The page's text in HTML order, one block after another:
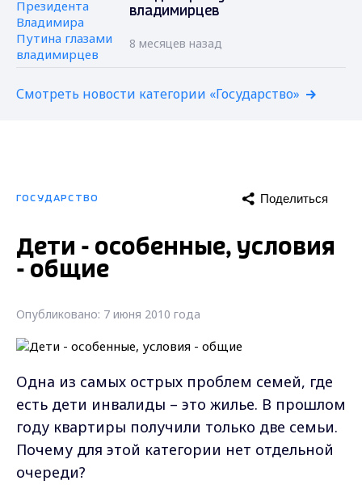
владимирцев
8 месяцев назад
Смотреть новости категории «Государство»
ГОСУДАРСТВО Поделиться
Дети - особенные, условия
- общие
Опубликовано: 7 июня 2010 года
Одна из самых острых проблем семей, где
есть дети инвалиды – это жилье. В прошлом
году квартиры получили только две семьи.
Почему для этой категории нет отдельной
очереди?